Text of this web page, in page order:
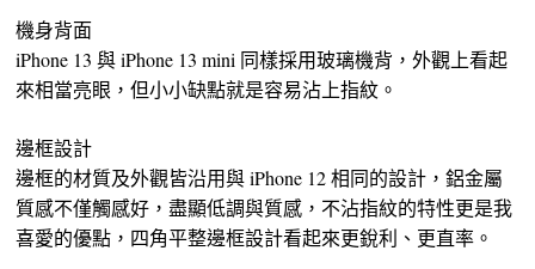
機身背面
iPhone 13 與 iPhone 13 mini 同樣採用玻璃機背，外觀上看起
來相當亮眼，但小小缺點就是容易沾上指紋。
邊框設計
邊框的材質及外觀皆沿用與 iPhone 12 相同的設計，鋁金屬
質感不僅觸感好，盡顯低調與質感，不沾指紋的特性更是我
喜愛的優點，四角平整邊框設計看起來更銳利、更直率。